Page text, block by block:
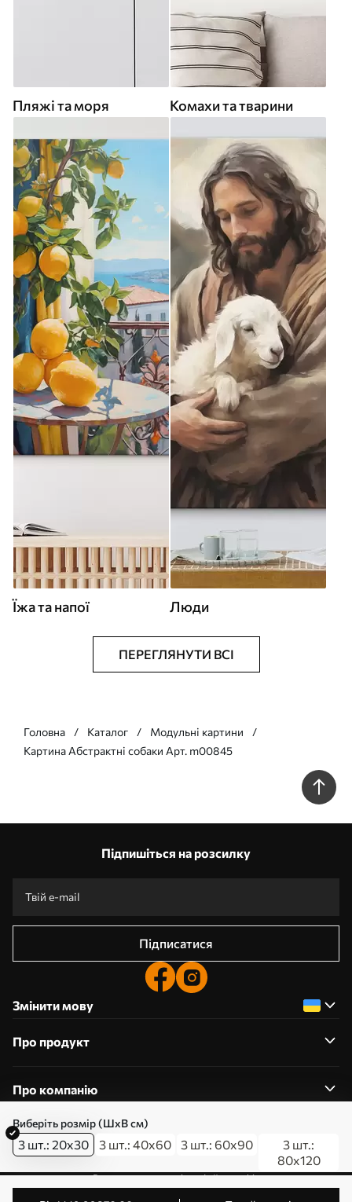
Виберіть розмір (ШхВ см)
3 шт.: 20x30 3 шт.: 40x60 3 шт.: 60x90
3 шт.:
80x120
Пляжі та моря Комахи та тварини
Їжа та напої Люди
ПЕРЕГЛЯНУТИ ВСІ
Головна Каталог
Модульні картини
Картина Абстрактні собаки Арт. m00845
Підпишіться на розсилку
Підписатися
Змінити мову
Про продукт
Про компанію
Редагування дозволів на файли cookie
© 2011-2026 Art-holst. Усі права захищені. Власник: